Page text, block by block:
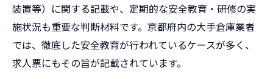
装置等）に関する記載や、定期的な安全教育・研修の実
施状況も重要な判断材料です。京都府内の大手倉庫業者
では、徹底した安全教育が行われているケースが多く、
求人票にもその旨が記載されています。